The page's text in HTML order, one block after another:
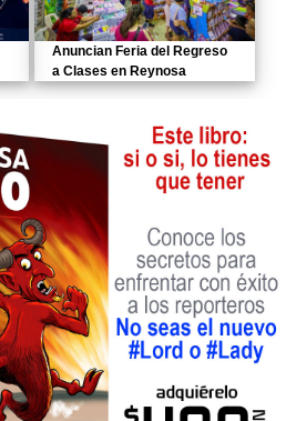
Anuncian Feria del Regreso
a Clases en Reynosa